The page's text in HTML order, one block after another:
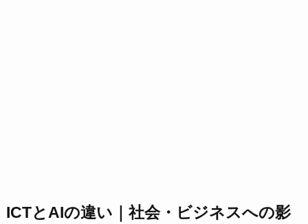
ICTとAIの違い｜社会・ビジネスへの影